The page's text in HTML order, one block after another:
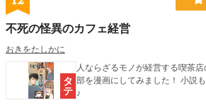
不死の怪異のカフェ経営
おきをたしかに
人ならざるモノが経営する喫茶
部を漫画にしてみました！ 小説
♪